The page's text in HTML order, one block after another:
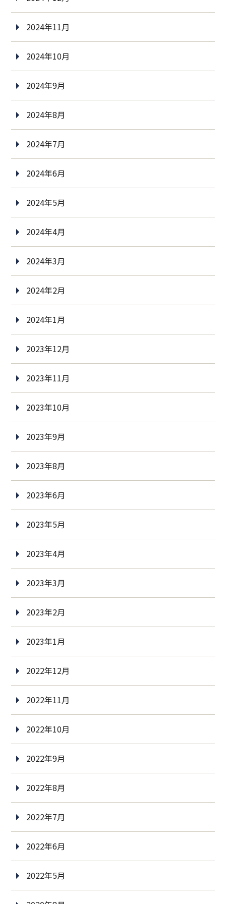
2024年11月
2024年10月
2024年9月
2024年8月
2024年7月
2024年6月
2024年5月
2024年4月
2024年3月
2024年2月
2024年1月
2023年12月
2023年11月
2023年10月
2023年9月
2023年8月
2023年6月
2023年5月
2023年4月
2023年3月
2023年2月
2023年1月
2022年12月
2022年11月
2022年10月
2022年9月
2022年8月
2022年7月
2022年6月
2022年5月